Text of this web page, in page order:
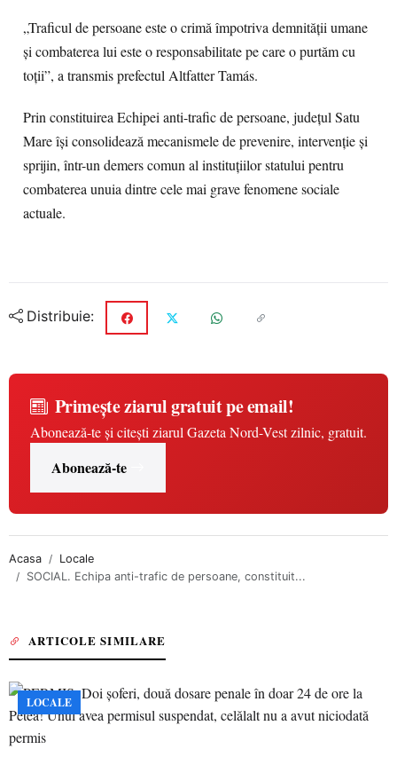
„Traficul de persoane este o crimă împotriva demnității umane
și combaterea lui este o responsabilitate pe care o purtăm cu
toții”, a transmis prefectul Altfatter Tamás.
Prin constituirea Echipei anti-trafic de persoane, județul Satu
Mare își consolidează mecanismele de prevenire, intervenție și
sprijin, într-un demers comun al instituțiilor statului pentru
combaterea unuia dintre cele mai grave fenomene sociale
actuale.
Distribuie:
Primește ziarul gratuit pe email!
Abonează-te și citești ziarul Gazeta Nord-Vest zilnic, gratuit.
Abonează-te
Acasa
Locale
SOCIAL. Echipa anti-trafic de persoane, constituit...
ARTICOLE SIMILARE
LOCALE